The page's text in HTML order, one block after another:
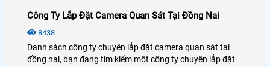
Công Ty Lắp Đặt Camera Quan Sát Tại Đồng Nai
8438
Danh sách công ty chuyên lắp đặt camera quan sát tại
đồng nai, bạn đang tìm kiếm một công ty chuyên lắp đặt